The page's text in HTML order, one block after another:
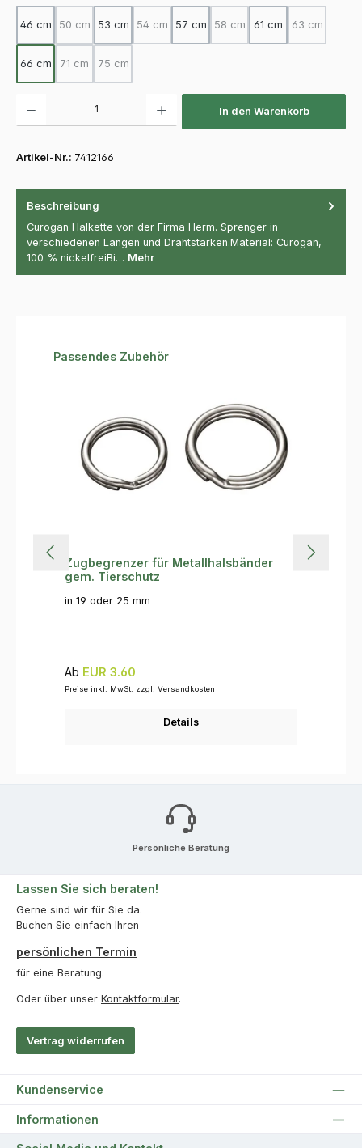
46 cm 50 cm
(Diese Option ist zurzeit nicht verfügbar.)
53 cm 54 cm
(Diese Option ist zurzeit nicht verfügbar.)
57 cm 58 cm
(Diese Option ist zurzeit
61 cm 63 cm
(Diese
66 cm 71 cm
(Diese Option ist zurzeit nicht verfügbar.)
75 cm
(Diese Option ist zurzeit nicht verfügbar.)
In den Warenkorb
Artikel-Nr.: 7412166
Beschreibung
Curogan Halkette von der Firma Herm. Sprenger in
verschiedenen Längen und Drahtstärken.Material: Curogan,
100 % nickelfreiBi… Mehr
Produktgalerie überspringen
Passendes Zubehör
Zugbegrenzer für Metallhalsbänder
gem. Tierschutz
in 19 oder 25 mm
Regulärer Preis:
Ab EUR 3.60
Preise inkl. MwSt. zzgl. Versandkosten
Details
Persönliche Beratung
Lassen Sie sich beraten!
Gerne sind wir für Sie da.
Buchen Sie einfach Ihren
persönlichen Termin
für eine Beratung.
Oder über unser Kontaktformular.
Vertrag widerrufen
Kundenservice
Informationen